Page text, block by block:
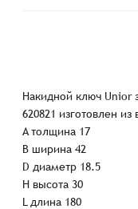
Накидной ключ Unior
620821 изготовлен
A толщина 17
B ширина 42
D диаметр 18.5
H высота 30
L длина 180